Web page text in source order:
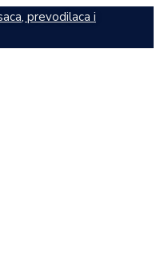
prevodilaca i